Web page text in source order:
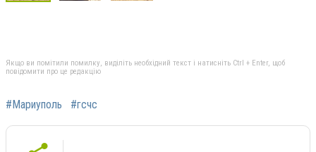
Якщо ви помітили помилку, виділіть необхідний текст і натисніть Ctrl + Enter, щоб
повідомити про це редакцію
#Мариуполь #гсчс